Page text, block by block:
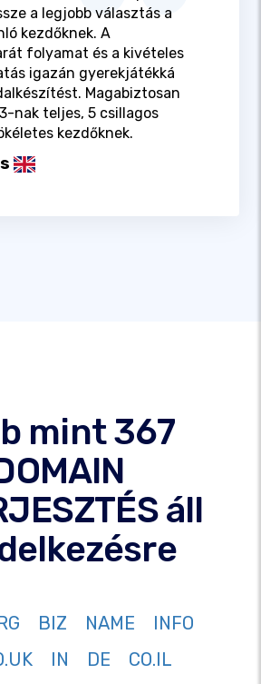
a legjobb választás a
kezdőknek. A
folyamat és a kivételes
igazán gyerekjátékká
Magabiztosan
nak teljes, 5 csillagos
kezdőknek.
mint 367
áll
BIZ NAME
INFO
IN DE
CO.IL